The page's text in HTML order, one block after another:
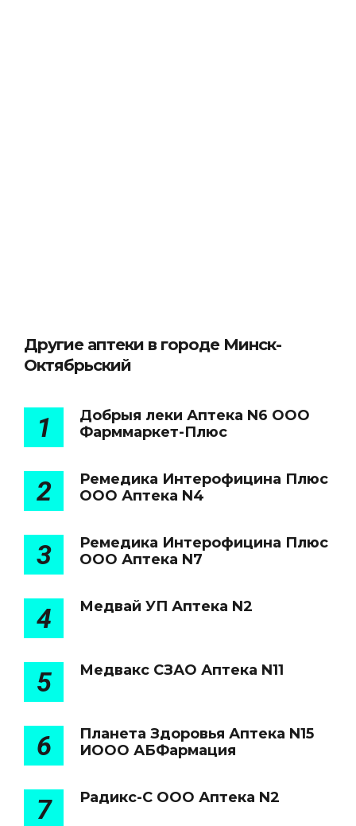
Другие аптеки в городе Минск-
Октябрьский
1
Добрыя леки Аптека N6 ООО
Фарммаркет-Плюс
2
Ремедика Интерофицина Плюс
ООО Аптека N4
3
Ремедика Интерофицина Плюс
ООО Аптека N7
4 Медвай УП Аптека N2
5 Медвакс СЗАО Аптека N11
6
Планета Здоровья Аптека N15
ИООО АБФармация
7 Радикс-С ООО Аптека N2